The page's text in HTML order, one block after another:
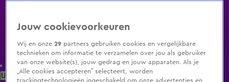
Uitzending Gemist Populaire programma's Zenders Genres
Jouw cookievoorkeuren
Wij en onze29 partners gebruiken cookies en vergelijkbare
technieken om informatie te verzamelen over jou als gebruiker
van onze website(s), jouw gedrag en jouw apparaten. Als je
„Alle cookies accepteren” selecteert, worden
trackingtechnologieën ingeschakeld om onze advertenties en